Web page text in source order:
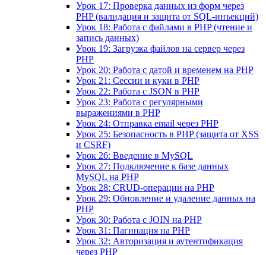
Урок 17: Проверка данных из форм через
PHP (валидация и защита от SQL-инъекций)
Урок 18: Работа с файлами в PHP (чтение и
запись данных)
Урок 19: Загрузка файлов на сервер через
PHP
Урок 20: Работа с датой и временем на PHP
Урок 21: Сессии и куки в PHP
Урок 22: Работа с JSON в PHP
Урок 23: Работа с регулярными
выражениями в PHP
Урок 24: Отправка email через PHP
Урок 25: Безопасность в PHP (защита от XSS
и CSRF)
Урок 26: Введение в MySQL
Урок 27: Подключение к базе данных
MySQL на PHP
Урок 28: CRUD-операции на PHP
Урок 29: Обновление и удаление данных на
PHP
Урок 30: Работа с JOIN на PHP
Урок 31: Пагинация на PHP
Урок 32: Авторизация и аутентификация
через PHP